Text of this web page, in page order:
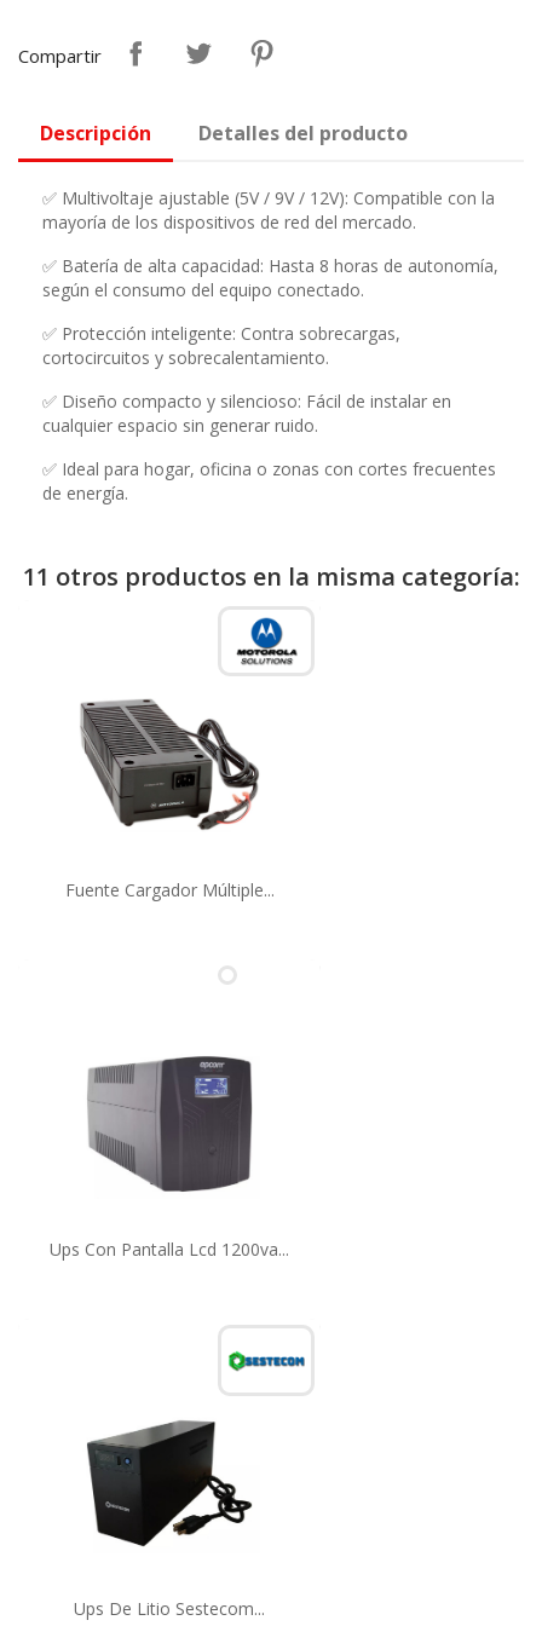
Compartir
Descripción Detalles del producto
✅ Multivoltaje ajustable (5V / 9V / 12V): Compatible con la
mayoría de los dispositivos de red del mercado.
✅ Batería de alta capacidad: Hasta 8 horas de autonomía,
según el consumo del equipo conectado.
✅ Protección inteligente: Contra sobrecargas,
cortocircuitos y sobrecalentamiento.
✅ Diseño compacto y silencioso: Fácil de instalar en
cualquier espacio sin generar ruido.
✅ Ideal para hogar, oficina o zonas con cortes frecuentes
de energía.
11 otros productos en la misma categoría:
Fuente Cargador Múltiple...
Ups Con Pantalla Lcd 1200va...
Ups De Litio Sestecom...